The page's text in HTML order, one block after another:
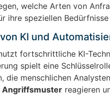
welche Arten von
ihre speziellen
KI und
fortschrittliche KI-
spielt eine
die menschlichen
Angriffsmuster reagieren